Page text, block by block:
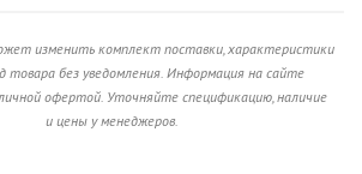
изменить комплект поставки, характеристики
товара без уведомления. Информация на сайте
офертой. Уточняйте спецификацию, наличие
и цены у менеджеров.